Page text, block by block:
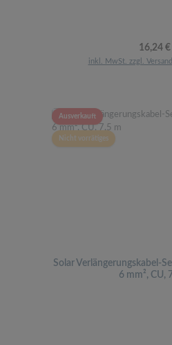
16,24 €
inkl. MwSt. zzgl.
Ausverkauft
Nicht vorrätiges
Solar Verlängerungskabel-
6 mm², CU,